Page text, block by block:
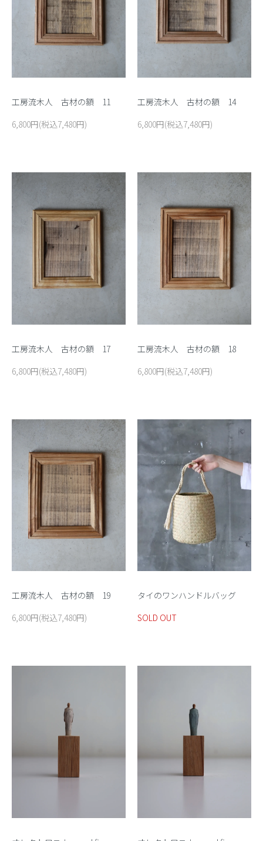
工房流木人 古材の額 11
6,800円(税込7,480円)
工房流木人 古材の額 14
6,800円(税込7,480円)
工房流木人 古材の額 17
6,800円(税込7,480円)
工房流木人 古材の額 18
6,800円(税込7,480円)
工房流木人 古材の額 19
6,800円(税込7,480円)
タイのワンハンドルバッグ
SOLD OUT